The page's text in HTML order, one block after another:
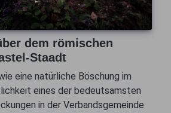
dem römischen
Staadt
eine natürliche Böschung im
eines der bedeutsamsten
in der Verbandsgemeinde